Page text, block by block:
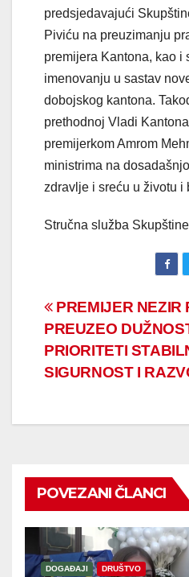
predsjedavajući
Piviću na preuzimanju
premijera Kantona, kao i
imenovanju u sastav
dobojskog kantona.
prethodnoj Vladi
premijerkom Amrom
ministrima na
zdravlje i sreću u životu i
Stručna služba
Navigacija
članaka
PREMIJER NEZIR
PREUZEO
PRIORITETI
SIGURNOST I
POVEZANI ČLANCI
DOGAĐAJI DRUŠTVO